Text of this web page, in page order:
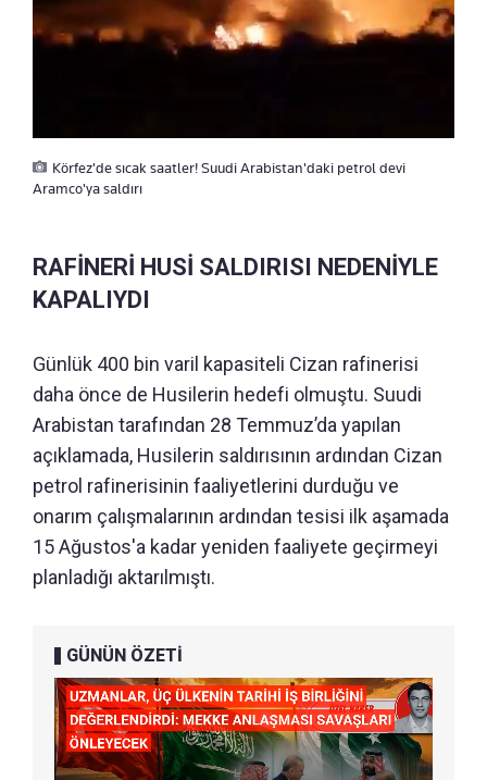
Körfez'de sıcak saatler! Suudi Arabistan'daki petrol devi
Aramco'ya saldırı
RAFİNERİ HUSİ SALDIRISI NEDENİYLE
KAPALIYDI
Günlük 400 bin varil kapasiteli Cizan rafinerisi
daha önce de Husilerin hedefi olmuştu. Suudi
Arabistan tarafından 28 Temmuz’da yapılan
açıklamada, Husilerin saldırısının ardından Cizan
petrol rafinerisinin faaliyetlerini durduğu ve
onarım çalışmalarının ardından tesisi ilk aşamada
15 Ağustos'a kadar yeniden faaliyete geçirmeyi
planladığı aktarılmıştı.
GÜNÜN ÖZETİ